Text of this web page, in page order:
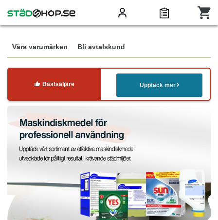
Våra varumärken Bli avtalskund
Bästsäljare Upptäck mer